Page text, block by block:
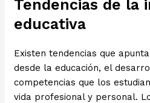
Tendencias de la
educativa
Existen tendencias que
desde la educación, el
competencias que los
vida profesional y personal.